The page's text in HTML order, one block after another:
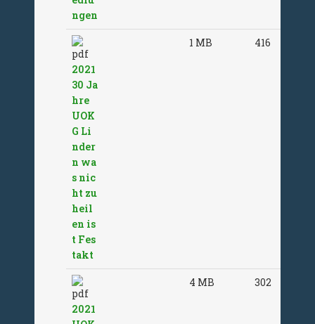
ngen
2021
30 Ja
hre
UOK
G Li
nder
n wa
s nic
ht zu
heil
en is
t Fes
takt
1 MB 416
2021
4 MB 302